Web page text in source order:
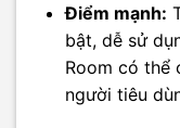
Điểm mạnh:
bật, dễ sử
Room có thể
người tiêu